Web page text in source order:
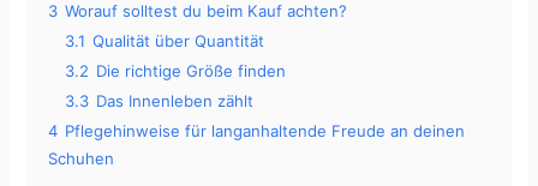
3 Worauf solltest du beim Kauf achten?
3.1 Qualität über Quantität
3.2 Die richtige Größe finden
3.3 Das Innenleben zählt
4 Pflegehinweise für langanhaltende Freude an deinen
Schuhen